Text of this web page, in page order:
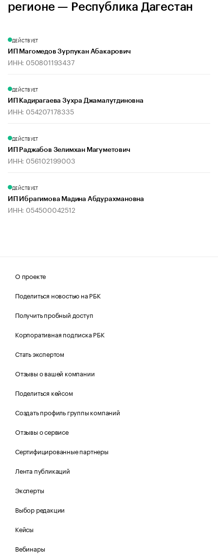
регионе — Республика Дагестан
ДЕЙСТВУЕТ
ИП Магомедов Зурпукан Абакарович
ИНН: 050801193437
ДЕЙСТВУЕТ
ИП Кадирагаева Зухра Джамалутдиновна
ИНН: 054207178335
ДЕЙСТВУЕТ
ИП Раджабов Зелимхан Магуметович
ИНН: 056102199003
ДЕЙСТВУЕТ
ИП Ибрагимова Мадина Абдурахмановна
ИНН: 054500042512
О проекте
Поделиться новостью на РБК
Получить пробный доступ
Корпоративная подписка РБК
Стать экспертом
Отзывы о вашей компании
Поделиться кейсом
Создать профиль группы компаний
Отзывы о сервисе
Сертифицированные партнеры
Лента публикаций
Эксперты
Выбор редакции
Кейсы
Вебинары